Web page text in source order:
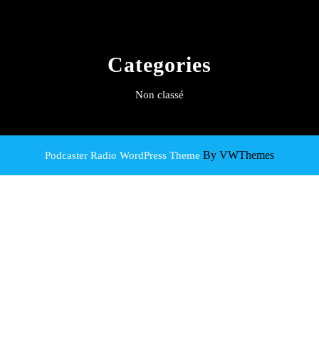
Categories
Non classé
Podcaster Radio WordPress Theme By VWThemes